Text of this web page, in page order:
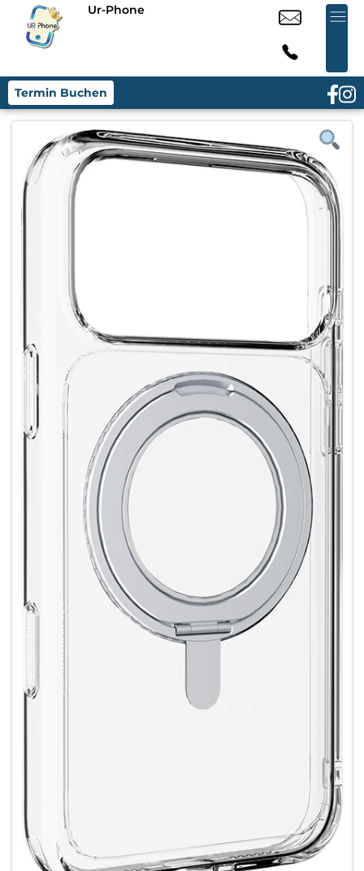
Ur-Phone
Termin Buchen